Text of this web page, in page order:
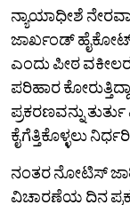
ನ್ಯಾಯಾಧೀಶೆ
ಜಾರ್ಖಂಡ್
ಎಂದು ಪೀಠ
ಪರಿಹಾರ
ಪ್ರಕರಣವನ್ನು
ಕೈಗೆತ್ತಿಕೊಳ್ಳಲು
ನಂತರ ನೋಟಿಸ್
ವಿಚಾರಣೆಯ ದಿನ